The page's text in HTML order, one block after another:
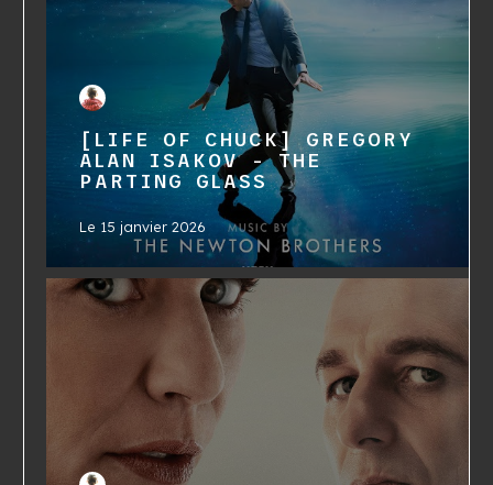
[LIFE OF CHUCK] GREGORY
ALAN ISAKOV - THE
PARTING GLASS
Le 15 janvier 2026